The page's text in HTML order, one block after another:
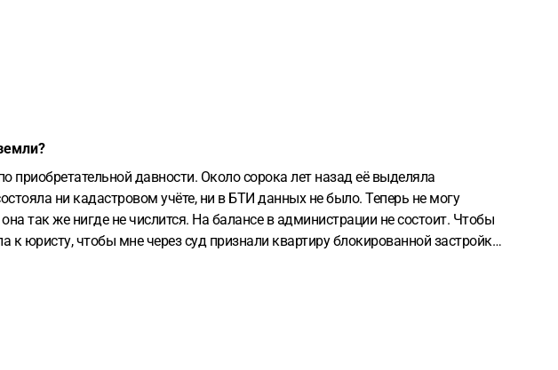
давности. Около сорока лет назад её выделяла
ни кадастровом учёте, ни в БТИ данных не было. Теперь не могу
так же нигде не числится. На балансе в администрации не состоит. Чтобы
юристу, чтобы мне через суд признали квартиру блокированной застройкой
чтобы потом без проблем оформить землю. Я сомневаюсь. Ведь фактически